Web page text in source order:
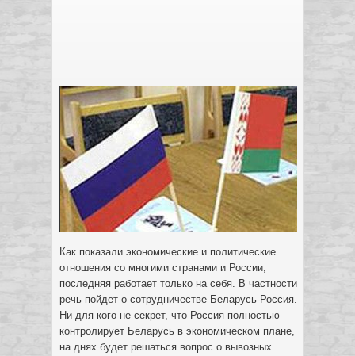
Как показали экономические и политические
отношения со многими странами и России,
последняя работает только на себя. В частности
речь пойдет о сотрудничестве Беларусь-Россия.
Ни для кого не секрет, что Россия полностью
контролирует Беларусь в экономическом плане,
на днях будет решаться вопрос о вывозных